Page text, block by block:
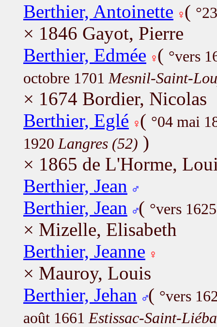
Berthier, Antoinette (
× 1846 Gayot, Pierre
Berthier, Edmée ( °vers
octobre 1701 Mesnil-Saint-
× 1674 Bordier, Nicolas
Berthier, Eglé ( °04 mai
1920 Langres (52) )
× 1865 de L'Horme,
Berthier, Jean
Berthier, Jean
( °vers
× Mizelle, Elisabeth
Berthier, Jeanne
× Mauroy, Louis
Berthier, Jehan
( °vers
août 1661 Estissac-Saint-